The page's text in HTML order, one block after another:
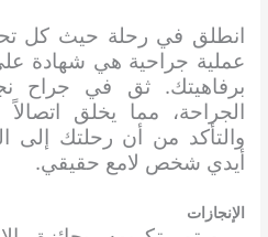
انطلق في رحلة حيث كل
عملية جراحية هي شهادة على
برفاهيتك. ثق في جراح
الجراحة، مما يخلق
والتأكد من أن رحلتك إلى
أيدي شخص لامع حقيقي.
الإنجازات